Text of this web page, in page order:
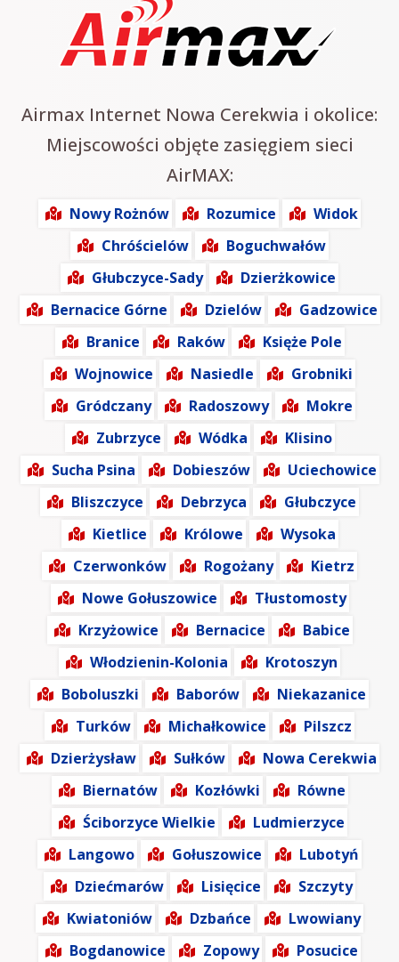
Airmax Internet Nowa Cerekwia i okolice:
Miejscowości objęte zasięgiem sieci
AirMAX:
Nowy Rożnów Rozumice
Widok
Chróścielów
Boguchwałów
Głubczyce-Sady
Dzierżkowice
Bernacice Górne
Dzielów
Gadzowice
Branice
Raków
Księże Pole
Wojnowice
Nasiedle
Grobniki
Gródczany
Radoszowy
Mokre
Zubrzyce
Wódka
Klisino
Sucha Psina
Dobieszów
Uciechowice
Bliszczyce
Debrzyca
Głubczyce
Kietlice
Królowe
Wysoka
Czerwonków
Rogożany
Kietrz
Nowe Gołuszowice
Tłustomosty
Krzyżowice
Bernacice
Babice
Włodzienin-Kolonia
Krotoszyn
Boboluszki
Baborów
Niekazanice
Turków
Michałkowice
Pilszcz
Dzierżysław
Sułków
Nowa Cerekwia
Biernatów
Kozłówki
Równe
Ściborzyce Wielkie
Ludmierzyce
Langowo
Gołuszowice
Lubotyń
Dziećmarów
Lisięcice
Szczyty
Kwiatoniów
Dzbańce
Lwowiany
Bogdanowice
Zopowy
Posucice